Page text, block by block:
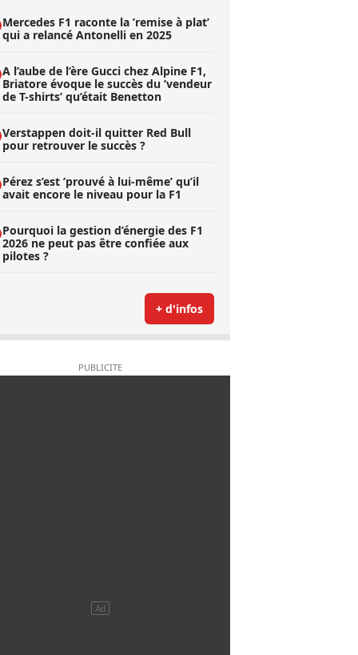
Mercedes F1 raconte la ’remise à plat’
qui a relancé Antonelli en 2025
A l’aube de l’ère Gucci chez Alpine F1,
Briatore évoque le succès du ’vendeur
de T-shirts’ qu’était Benetton
Verstappen doit-il quitter Red Bull
pour retrouver le succès ?
Pérez s’est ’prouvé à lui-même’ qu’il
avait encore le niveau pour la F1
Pourquoi la gestion d’énergie des F1
2026 ne peut pas être confiée aux
pilotes ?
+ d'infos